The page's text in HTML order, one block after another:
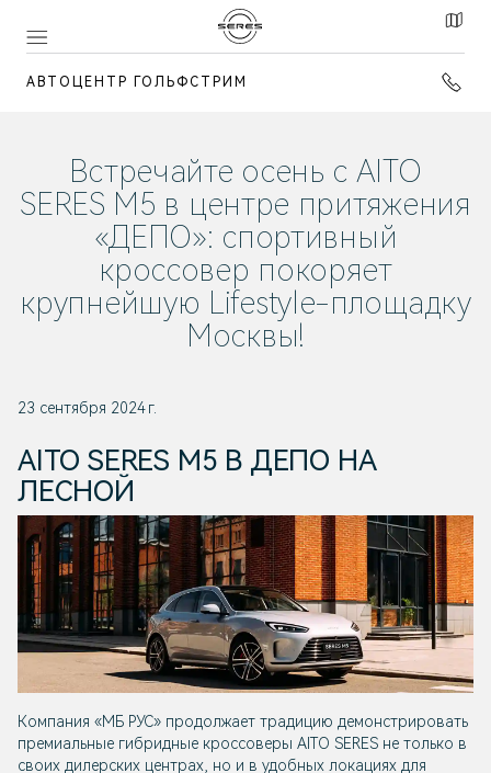
АВТОЦЕНТР ГОЛЬФСТРИМ
Встречайте осень с AITO
SERES M5 в центре притяжения
«ДЕПО»: спортивный
кроссовер покоряет
крупнейшую Lifestyle-площадку
Москвы!
23 сентября 2024 г.
AITO SERES M5 В ДЕПО НА
ЛЕСНОЙ
Компания «МБ РУС» продолжает традицию демонстрировать
премиальные гибридные кроссоверы AITO SERES не только в
своих дилерских центрах, но и в удобных локациях для